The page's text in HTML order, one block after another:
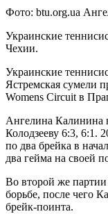
Фото: btu.org.ua
Украинские
Чехии.
Украинские
Ястремская сумели
Womens Circuit в
Ангелина Калинина
Колодзееву 6:3, 6:1.
по два брейка в
два гейма на своей
Во второй же
борьбе, после чего
брейк-поинта.